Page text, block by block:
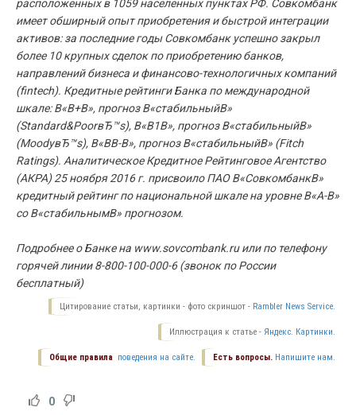
расположенных в 1059 населенных пунктах РФ. Совкомбанк
имеет обширный опыт приобретения и быстрой интеграции
активов: за последние годы Совкомбанк успешно закрыл
более 10 крупных сделок по приобретению банков,
направлений бизнеса и финансово-технологичных компаний
(fintech). Кредитные рейтинги Банка по международной
шкале: В«В+В», прогноз В«стабильныйВ»
(Standard&PoorвЂ™s), В«В1В», прогноз В«стабильныйВ»
(MoodyвЂ™s), В«ВB-В», прогноз В«стабильныйВ» (Fitch
Ratings). Аналитическое Кредитное Рейтинговое Агентство
(АКРА) 25 ноября 2016 г. присвоило ПАО В«СовкомбанкВ»
кредитный рейтинг по национальной шкале на уровне В«A-В»
со В«стабильнымВ» прогнозом.
Подробнее о Банке на www.sovcombank.ru или по телефону
горячей линии 8-800-100-000-6 (звонок по России
бесплатный)
Цитирование статьи, картинки - фото скриншот - Rambler News Service.
Иллюстрация к статье - Яндекс. Картинки.
Есть вопросы. Напишите нам.
Общие правила поведения на сайте.
0